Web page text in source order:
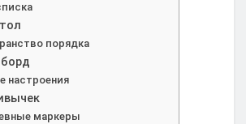
порядка
настроения
маркеры